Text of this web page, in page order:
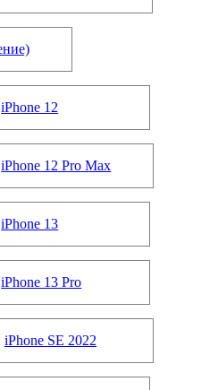
iPhone 12
iPhone 12 Pro Max
iPhone 13
iPhone 13 Pro
iPhone SE 2022